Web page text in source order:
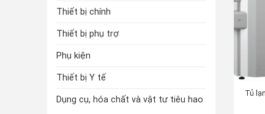
Thiết bị chính
Thiết bị phụ trợ
Phụ kiện
Thiết bị Y tế
Dụng cụ, hóa chất và vật tư tiêu hao
Tủ